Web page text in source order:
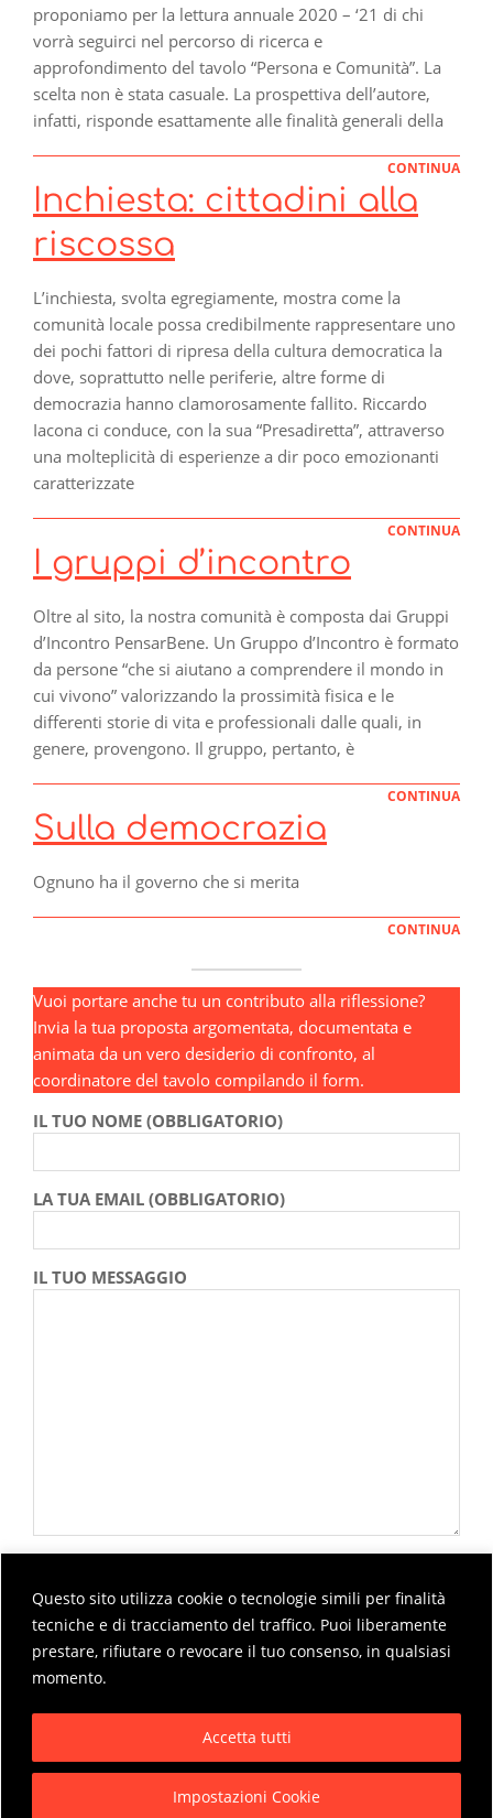
Questo sito utilizza cookie o tecnologie simili per finalità
tecniche e di tracciamento del traffico. Puoi liberamente
prestare, rifiutare o revocare il tuo consenso, in qualsiasi
momento.
Impostazioni Cookie
Accetta tutti
proponiamo per la lettura annuale 2020 – ‘21 di chi
vorrà seguirci nel percorso di ricerca e
approfondimento del tavolo “Persona e Comunità”. La
scelta non è stata casuale. La prospettiva dell’autore,
infatti, risponde esattamente alle finalità generali della
CONTINUA
Inchiesta: cittadini alla
riscossa
L’inchiesta, svolta egregiamente, mostra come la
comunità locale possa credibilmente rappresentare uno
dei pochi fattori di ripresa della cultura democratica la
dove, soprattutto nelle periferie, altre forme di
democrazia hanno clamorosamente fallito. Riccardo
Iacona ci conduce, con la sua “Presadiretta”, attraverso
una molteplicità di esperienze a dir poco emozionanti
caratterizzate
CONTINUA
I gruppi d’incontro
Oltre al sito, la nostra comunità è composta dai Gruppi
d’Incontro PensarBene. Un Gruppo d’Incontro è formato
da persone “che si aiutano a comprendere il mondo in
cui vivono” valorizzando la prossimità fisica e le
differenti storie di vita e professionali dalle quali, in
genere, provengono. Il gruppo, pertanto, è
CONTINUA
Sulla democrazia
Ognuno ha il governo che si merita
CONTINUA
Vuoi portare anche tu un contributo alla riflessione?
Invia la tua proposta argomentata, documentata e
animata da un vero desiderio di confronto, al
coordinatore del tavolo compilando il form.
IL TUO NOME (OBBLIGATORIO)
LA TUA EMAIL (OBBLIGATORIO)
IL TUO MESSAGGIO
2020-
18
Privacy Policy